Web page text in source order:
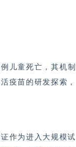
儿童死亡，其机制
疫苗的研发探索，
作为进入大规模试